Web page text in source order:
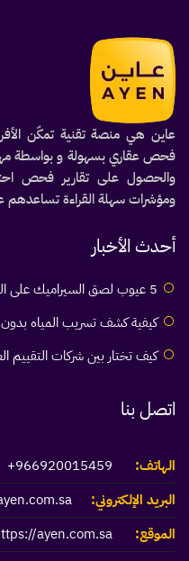
عاين هي منصة تقنية تمكّن
فحص عقاري بسهولة و بواسطة
ومؤشرات سهلة القراءة تساعدهم
أحدث الأخبار
5 عيوب لصق السيراميك على البلاط تندم عليها لاحقاً
كيفية كشف تسريب المياه بدون
كيف تختار بين شركات
اتصل بنا
الهاتف:
966920015459+
البريد الإلكتروني:
الموقع:
ayen.com.sa